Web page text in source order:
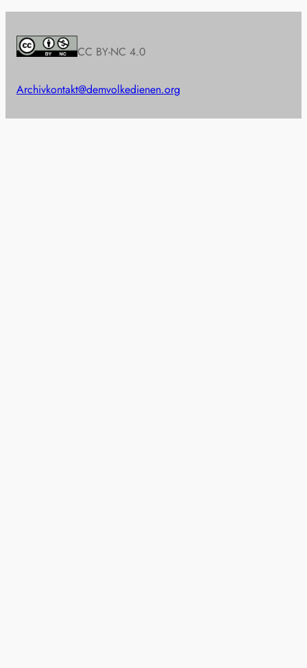
CC BY-NC 4.0
Archivkontakt@demvolkedienen.org